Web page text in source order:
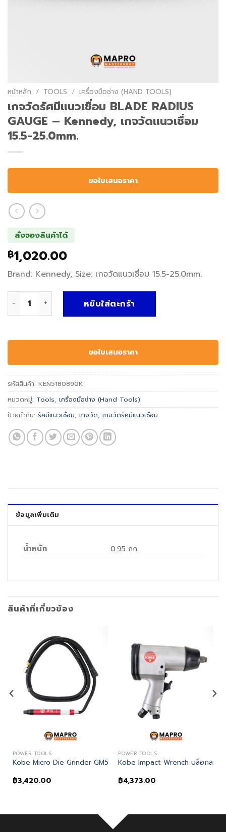
หน้าหลัก / TOOLS / เครื่องมือช่าง (HAND TOOLS)
เกจวัดรัศมีแนวเชื่อม BLADE RADIUS
GAUGE – Kennedy, เกจวัดแนวเชื่อม
15.5-25.0mm.
ขอใบเสนอราคา
สั่งจองสินค้าได้
฿1,020.00
Brand: Kennedy, Size: เกจวัดแนวเชื่อม 15.5-25.0mm.
หยิบใส่ตะกร้า
ขอใบเสนอราคา
รหัสสินค้า: KEN5180890K
หมวดหมู่: Tools เครื่องมือช่าง (Hand Tools)
ป้ายกำกับ: รัศมีแนวเชื่อม เกจวัด เกจวัดรัศมีแนวเชื่อม
ข้อมูลเพิ่มเติม
น้ำหนัก 0.95 กก.
สินค้าที่เกี่ยวข้อง
POWER TOOLS
Kobe Micro Die Grinder GM5603
฿3,420.00
POWER TOOLS
Kobe Impact Wrench บล็อกลม
฿4,373.00
HP2090K